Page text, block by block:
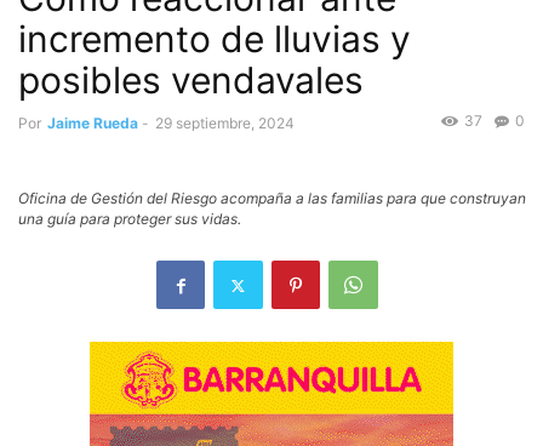
incremento de lluvias y
posibles vendavales
Por Jaime Rueda - 29 septiembre, 2024 0
37
Oficina de Gestión del Riesgo acompaña a las familias para que construyan
una guía para proteger sus vidas.